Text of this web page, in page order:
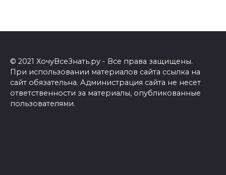
© 2021 ХочуВсеЗнать.ру - Все права защищены.
При использовании материалов сайта ссылка на
сайт обязательна. Администрация сайта не несет
ответственности за материалы, опубликованные
пользователями.